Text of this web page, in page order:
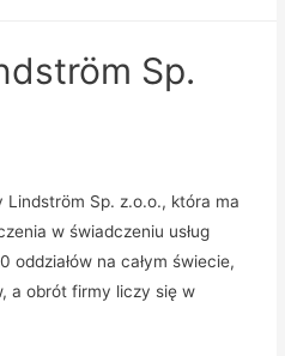
Sp.
Sp. z.o.o., która ma
w świadczeniu usług
na całym świecie,
a obrót firmy liczy się w